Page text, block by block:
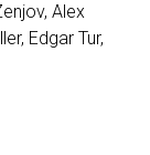
Alex
Edgar Tur,